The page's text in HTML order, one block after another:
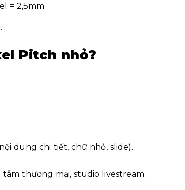
= 2,5mm.
.
Pitch nhỏ?
dung chi tiết, chữ nhỏ, slide).
thương mại, studio livestream.